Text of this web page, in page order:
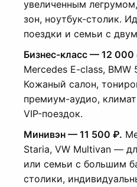
увеличенным
зон, ноутбук-столик.
поездки и семьи с
Бизнес-класс — 12 000
Mercedes E-class, BMW
Кожаный салон,
премиум-аудио,
VIP-поездок.
Минивэн — 11 500 ₽.
Staria, VW Multivan —
или семьи с большим
столики,